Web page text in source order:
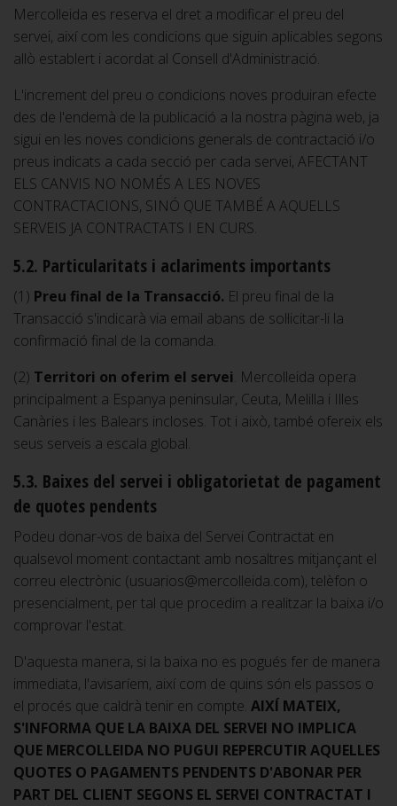
Mercolleida es reserva el dret a modificar el preu del
servei, així com les condicions que siguin aplicables segons
allò establert i acordat al Consell d'Administració.
L'increment del preu o condicions noves produiran efecte
des de l'endemà de la publicació a la nostra pàgina web, ja
sigui en les noves condicions generals de contractació i/o
preus indicats a cada secció per cada servei, AFECTANT
ELS CANVIS NO NOMÉS A LES NOVES
CONTRACTACIONS, SINÓ QUE TAMBÉ A AQUELLS
SERVEIS JA CONTRACTATS I EN CURS.
5.2. Particularitats i aclariments importants
(1) Preu final de la Transacció. El preu final de la
Transacció s'indicarà via email abans de sol·licitar-li la
confirmació final de la comanda.
(2) Territori on oferim el servei. Mercolleida opera
principalment a Espanya peninsular, Ceuta, Melilla i Illes
Canàries i les Balears incloses. Tot i això, també ofereix els
seus serveis a escala global.
5.3. Baixes del servei i obligatorietat de pagament
de quotes pendents
Podeu donar-vos de baixa del Servei Contractat en
qualsevol moment contactant amb nosaltres mitjançant el
correu electrònic (usuarios@mercolleida.com), telèfon o
presencialment, per tal que procedim a realitzar la baixa i/o
comprovar l'estat.
D'aquesta manera, si la baixa no es pogués fer de manera
immediata, l'avisaríem, així com de quins són els passos o
el procés que caldrà tenir en compte. AIXÍ MATEIX,
S'INFORMA QUE LA BAIXA DEL SERVEI NO IMPLICA
QUE MERCOLLEIDA NO PUGUI REPERCUTIR AQUELLES
QUOTES O PAGAMENTS PENDENTS D'ABONAR PER
PART DEL CLIENT SEGONS EL SERVEI CONTRACTAT I